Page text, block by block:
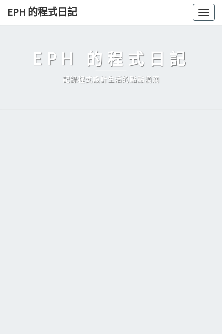
Skip
EPH 的程式日記
EPH 的程式日記
記錄程式設計生活的點點滴滴